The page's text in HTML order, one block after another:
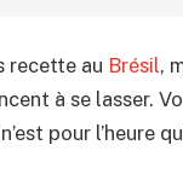
recette au Brésil,
à se lasser.
pour l’heure